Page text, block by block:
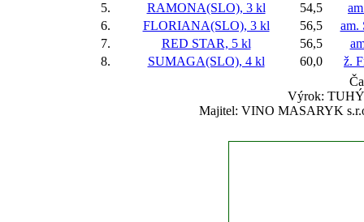
5.
RAMONA(SLO), 3 kl 54,5
6.
FLORIANA(SLO), 3 kl 56,5
am.
7.
RED STAR, 5 kl 56,5
8.
SUMAGA(SLO), 4 kl 60,0
ž.
Výrok: TUHÝ
Majitel: VINO MASARYK